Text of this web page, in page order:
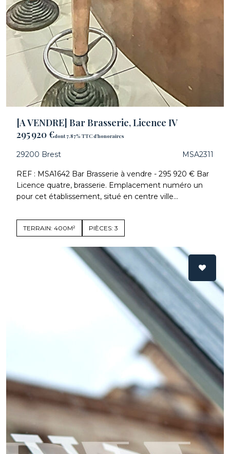
[A VENDRE] Bar Brasserie, Licence IV
295 920 €dont 7.87% TTC d'honoraires
29200 Brest MSA2311
REF : MSA1642 Bar Brasserie à vendre - 295 920 € Bar
Licence quatre, brasserie. Emplacement numéro un
pour cet établissement, situé en centre ville...
TERRAIN: 400M² PIÈCES: 3